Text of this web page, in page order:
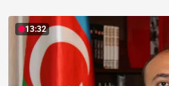
13:32